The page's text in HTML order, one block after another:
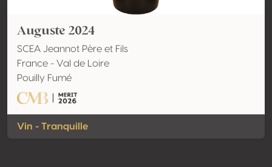
Auguste 2024
SCEA Jeannot Père et Fils
France - Val de Loire
Pouilly Fumé
Vin - Tranquille